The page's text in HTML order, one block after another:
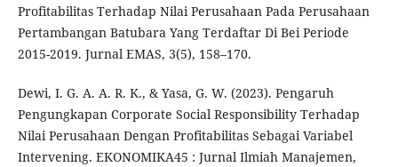
Profitabilitas Terhadap Nilai Perusahaan Pada Perusahaan
Pertambangan Batubara Yang Terdaftar Di Bei Periode
2015-2019. Jurnal EMAS, 3(5), 158–170.
Dewi, I. G. A. A. R. K., & Yasa, G. W. (2023). Pengaruh
Pengungkapan Corporate Social Responsibility Terhadap
Nilai Perusahaan Dengan Profitabilitas Sebagai Variabel
Intervening. EKONOMIKA45 : Jurnal Ilmiah Manajemen,